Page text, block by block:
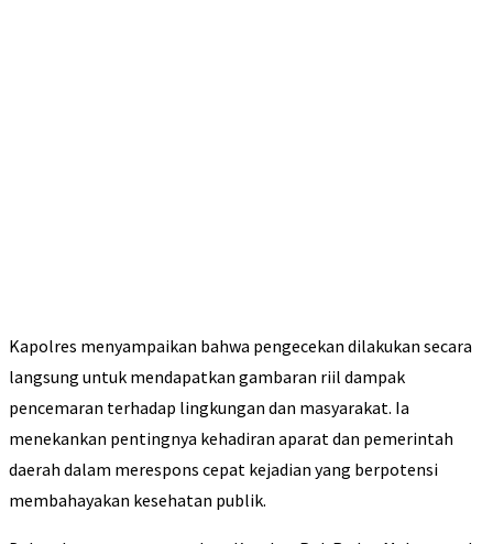
Kapolres menyampaikan bahwa pengecekan dilakukan secara
langsung untuk mendapatkan gambaran riil dampak
pencemaran terhadap lingkungan dan masyarakat. Ia
menekankan pentingnya kehadiran aparat dan pemerintah
daerah dalam merespons cepat kejadian yang berpotensi
membahayakan kesehatan publik.